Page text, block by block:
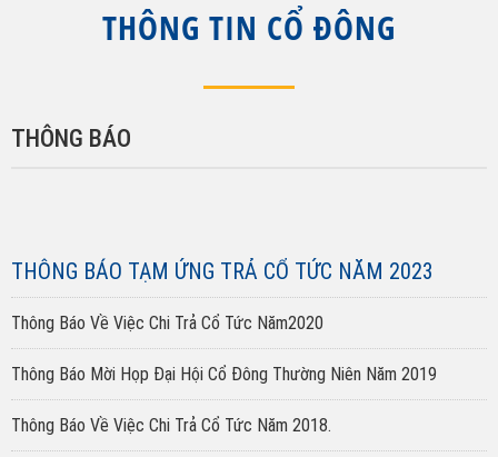
THÔNG TIN CỔ ĐÔNG
THÔNG BÁO
THÔNG BÁO TẠM ỨNG TRẢ CỔ TỨC NĂM 2023
Thông Báo Về Việc Chi Trả Cổ Tức Năm2020
Thông Báo Mời Họp Đại Hội Cổ Đông Thường Niên Năm 2019
Thông Báo Về Việc Chi Trả Cổ Tức Năm 2018.